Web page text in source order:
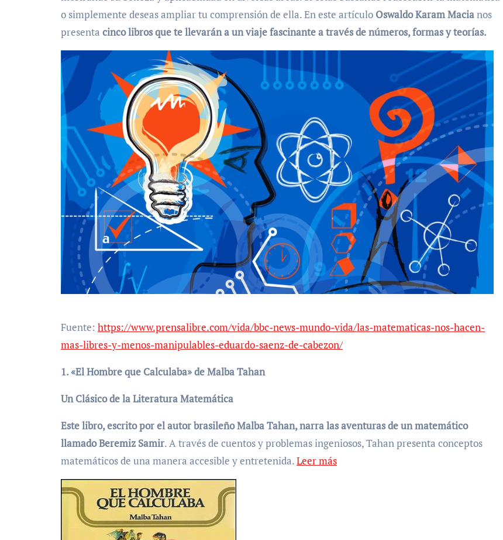
o simplemente deseas ampliar tu comprensión de ella. En este artículo Oswaldo Karam Macianos
presenta cinco libros que te llevarán a un viaje fascinante a través de números, formas y teorías.
Fuente: https://www.prensalibre.com/vida/bbc-news-mundo-vida/las-matematicas-nos-hacen-
mas-libres-y-menos-manipulables-eduardo-saenz-de-cabezon/
1. «El Hombre que Calculaba» de Malba Tahan
Un Clásico de la Literatura Matemática
Este libro, escrito por el autor brasileño Malba Tahan, narra las aventuras de un matemático
llamado Beremiz Samir. A través de cuentos y problemas ingeniosos, Tahan presenta conceptos
matemáticos de una manera accesible y entretenida.Leer más